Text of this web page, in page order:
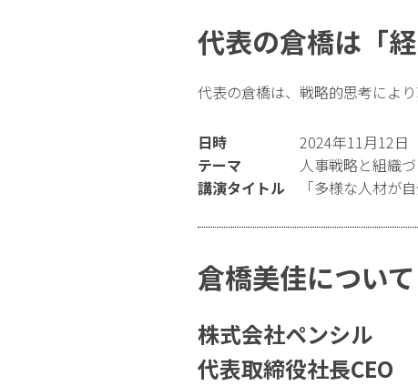
代表の倉橋は「
代表の倉橋は、戦略的思考によ
日時
2024年11月12日
テーマ
人事戦略と組織
講演タイトル
「多様な人材が
倉橋美佳について
株式会社ペンシル
代表取締役社長CEO